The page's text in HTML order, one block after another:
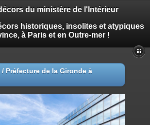
du ministère de l'Intérieur
historiques, insolites et atypiques
à Paris et en Outre-mer !
/ Préfecture de la Gironde à